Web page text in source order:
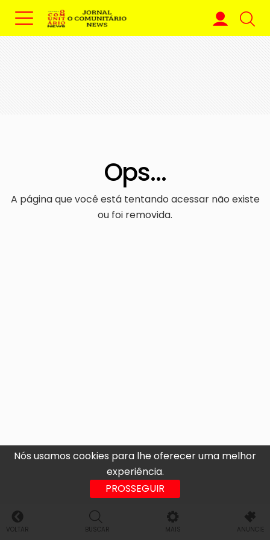
Nós usamos cookies para lhe oferecer uma melhor
experiência.
PROSSEGUIR
Ops...
A página que você está tentando acessar não existe
ou foi removida.
VOLTAR BUSCAR MAIS ANUNCIE